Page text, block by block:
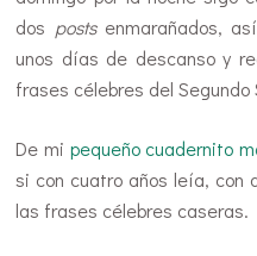
dos postsenmarañados,
unos días de descanso y
frases célebres del Segundo
De mi pequeño cuadernito
si con cuatro años leía, con
las frases célebres caseras.